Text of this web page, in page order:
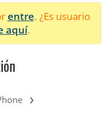
entre. ¿Es usuario
aquí.
›